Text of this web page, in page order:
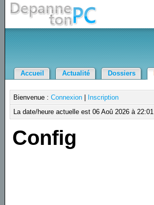
Accueil Actualité Dossiers
Bienvenue :Connexion
Inscription
La date/heure actuelle est 06 Aoû 2026 à 22:01
Config